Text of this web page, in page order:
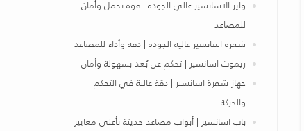
واير الاسانسير عالي الجودة | قوة تحمل وأمان
للمصاعد
شفرة اسانسير عالية الجودة | دقة وأداء للمصاعد
ريموت اسانسير | تحكم عن بُعد بسهولة وأمان
جهاز شفرة اسانسير | دقة عالية في التحكم
والحركة
باب اسانسير | أبواب مصاعد حديثة بأعلى معايير